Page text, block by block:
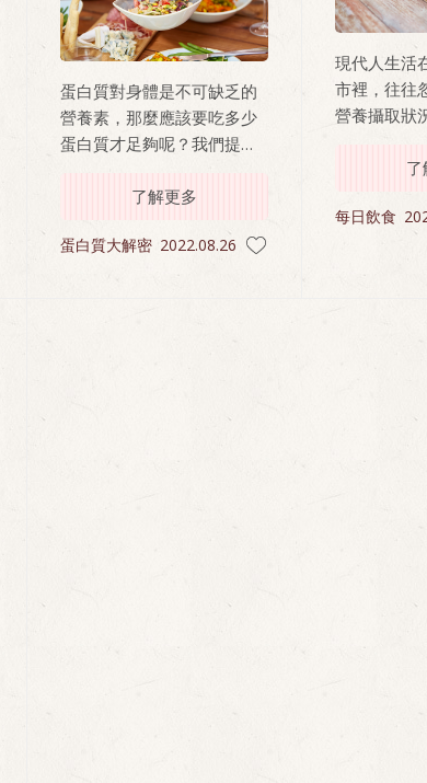
蛋白質對身體是不可缺乏的
營養素，那麼應該要吃多少
蛋白質才足夠呢？我們提供
兩種方式讓您參考
了解更多
蛋白質大解密 2022.08.26
現代人生活
市裡，往往
營養攝取狀
訊，才緊
方法。然
種飲食，
呢？本文將
每日飲食